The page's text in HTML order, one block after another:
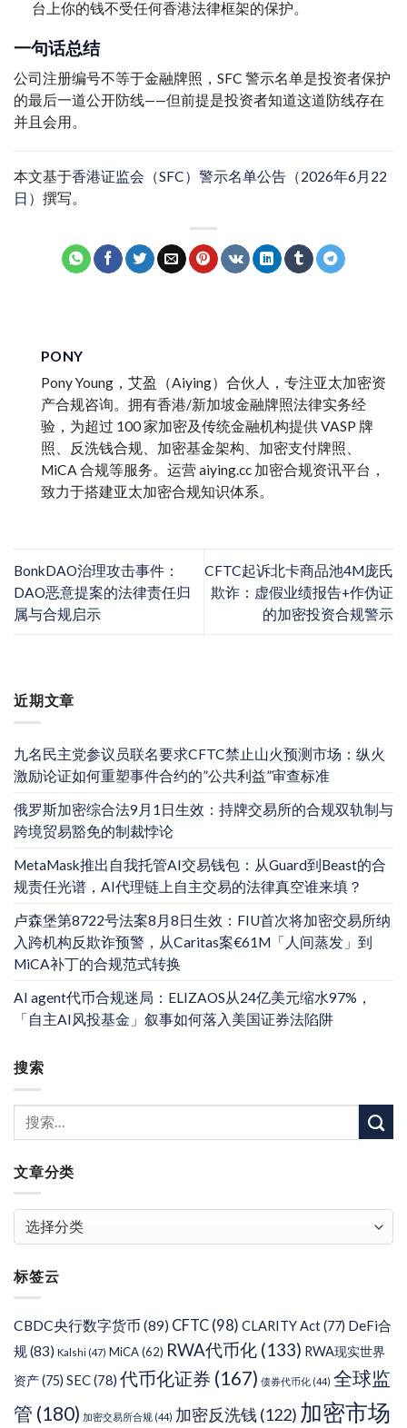
近期文章
九名民主党参议员联名要求CFTC禁止山火预测市场：纵火
激励论证如何重塑事件合约的”公共利益”审查标准
俄罗斯加密综合法9月1日生效：持牌交易所的合规双轨制与
跨境贸易豁免的制裁悖论
MetaMask推出自我托管AI交易钱包：从Guard到Beast的合
规责任光谱，AI代理链上自主交易的法律真空谁来填？
卢森堡第8722号法案8月8日生效：FIU首次将加密交易所纳
入跨机构反欺诈预警，从Caritas案€61M「人间蒸发」到
MiCA补丁的合规范式转换
AI agent代币合规迷局：ELIZAOS从24亿美元缩水97%，
「自主AI风投基金」叙事如何落入美国证券法陷阱
搜索
文章分类
类
标签云
CBDC央行数字货币 (89) CFTC (98) CLARITY Act(77) DeFi合
规(83) Kalshi (47) MiCA(62) RWA代币化 (133) RWA现实世界
资产(75) SEC(78) 代币化证券 (167) 债券代币化 (44) 全球监
管 (180) 加密交易所合规 (44) 加密反洗钱 (122) 加密市场
台上你的钱不受任何香港法律框架的保护。
一句话总结
公司注册编号不等于金融牌照，SFC 警示名单是投资者保护
的最后一道公开防线——但前提是投资者知道这道防线存在
并且会用。
本文基于香港证监会（SFC）警示名单公告（2026年6月22
日） 撰写。
PONY
Pony Young，艾盈（Aiying）合伙人，专注亚太加密资
产合规咨询。拥有香港/新加坡金融牌照法律实务经
验，为超过 100 家加密及传统金融机构提供 VASP 牌
照、反洗钱合规、加密基金架构、加密支付牌照、
MiCA 合规等服务。运营 aiying.cc 加密合规资讯平台，
致力于搭建亚太加密合规知识体系。
BonkDAO治理攻击事件：
DAO恶意提案的法律责任归
属与合规启示
CFTC起诉北卡商品池4M庞氏
欺诈：虚假业绩报告+作伪证
的加密投资合规警示